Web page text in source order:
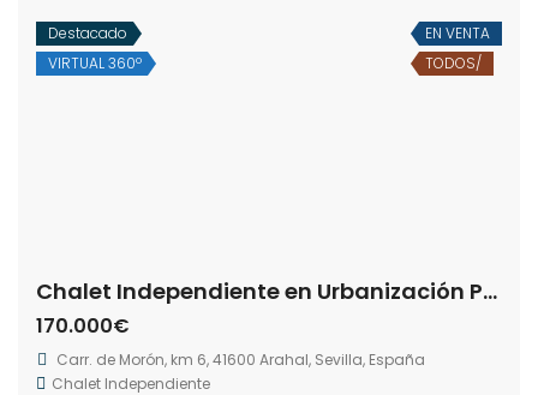
Destacado
VIRTUAL 360º
EN VENTA
TODOS/
Chalet Independiente en Urbanización Pago Redondo
170.000€
Carr. de Morón, km 6, 41600 Arahal, Sevilla, España
Chalet Independiente